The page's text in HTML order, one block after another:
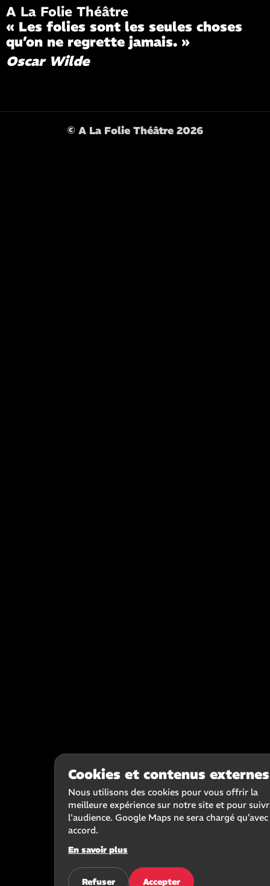
A La Folie Théâtre
« Les folies sont les seules choses
qu’on ne regrette jamais. »
Oscar Wilde
© A La Folie Théâtre 2026
Cookies et contenus externes
Nous utilisons des cookies pour vous offrir la
meilleure expérience sur notre site et pour
l'audience. Google Maps ne sera chargé
accord.
En savoir plus
Refuser Accepter